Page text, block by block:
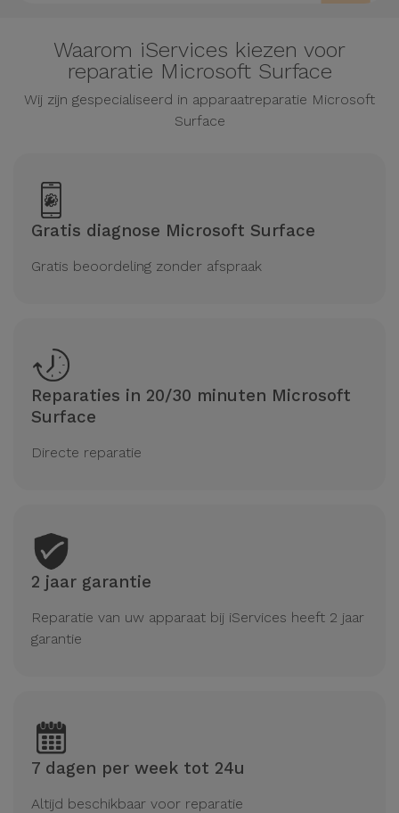
Waarom iServices kiezen voor
reparatie Microsoft Surface
Wij zijn gespecialiseerd in apparaatreparatie Microsoft
Surface
Gratis diagnose Microsoft Surface
Gratis beoordeling zonder afspraak
Reparaties in 20/30 minuten Microsoft
Surface
Directe reparatie
2 jaar garantie
Reparatie van uw apparaat bij iServices heeft 2 jaar
garantie
7 dagen per week tot 24u
Altijd beschikbaar voor reparatie